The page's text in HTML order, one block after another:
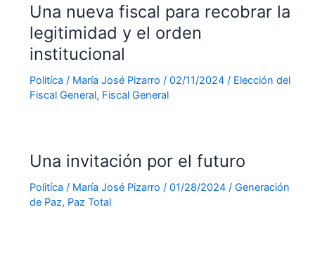
Una nueva fiscal para recobrar la
legitimidad y el orden
institucional
Politíca / María José Pizarro / 02/11/2024 / Elección del
Fiscal General, Fiscal General
Una invitación por el futuro
Politíca / María José Pizarro / 01/28/2024 / Generación
de Paz, Paz Total